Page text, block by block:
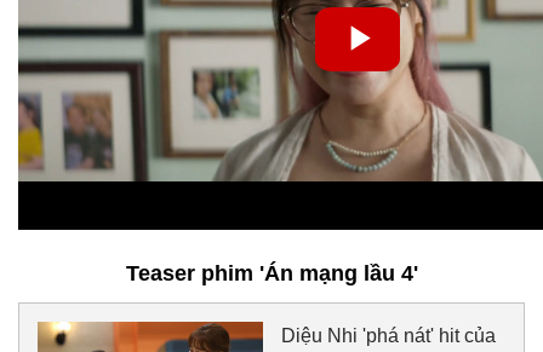
Teaser phim 'Án mạng lầu 4'
Diệu Nhi 'phá nát' hit của